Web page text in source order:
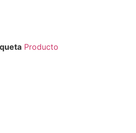
Producto